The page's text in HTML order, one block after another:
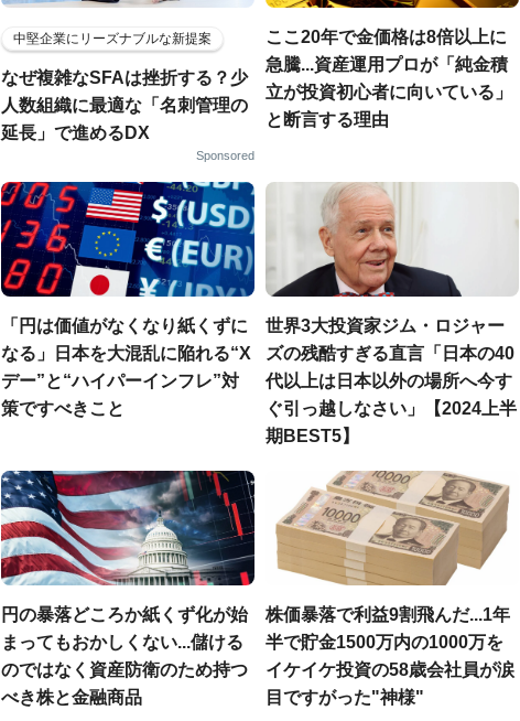
中堅企業にリーズナブルな新提案
なぜ複雑なSFAは挫折する？少
人数組織に最適な「名刺管理の
延長」で進めるDX
Sponsored
ここ20年で金価格は8倍以上に
急騰...資産運用プロが「純金積
立が投資初心者に向いている」
と断言する理由
「円は価値がなくなり紙くずに
なる」日本を大混乱に陥れる“X
デー”と“ハイパーインフレ”対
策ですべきこと
世界3大投資家ジム・ロジャー
ズの残酷すぎる直言「日本の40
代以上は日本以外の場所へ今す
ぐ引っ越しなさい」【2024上半
期BEST5】
円の暴落どころか紙くず化が始
まってもおかしくない...儲ける
のではなく資産防衛のため持つ
べき株と金融商品
株価暴落で利益9割飛んだ...1年
半で貯金1500万内の1000万を
イケイケ投資の58歳会社員が涙
目ですがった"神様"